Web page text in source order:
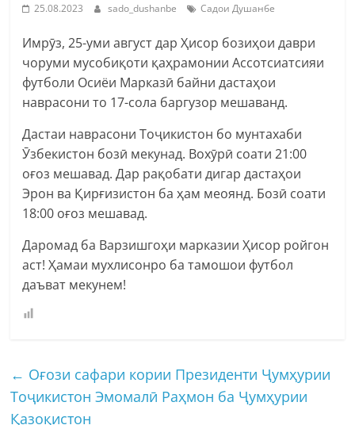
25.08.2023 sado_dushanbe Садои Душанбе
Имрӯз, 25-уми август дар Ҳисор бозиҳои даври
чоруми мусобиқоти қаҳрамонии Ассотсиатсияи
футболи Осиёи Марказӣ байни дастаҳои
наврасони то 17-сола баргузор мешаванд.
Дастаи наврасони Тоҷикистон бо мунтахаби
Ӯзбекистон бозӣ мекунад. Вохӯрӣ соати 21:00
оғоз мешавад. Дар рақобати дигар дастаҳои
Эрон ва Қирғизистон ба ҳам меоянд. Бозӣ соати
18:00 оғоз мешавад.
Даромад ба Варзишгоҳи марказии Ҳисор ройгон
аст! Ҳамаи мухлисонро ба тамошои футбол
даъват мекунем!
← Оғози сафари кории Президенти Ҷумҳурии
Тоҷикистон Эмомалӣ Раҳмон ба Ҷумҳурии
Қазоқистон